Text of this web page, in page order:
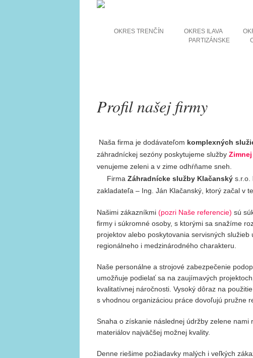
OKRES TRENČÍN OKRES ILAVA
PARTIZÁNSKE
Profil našej firmy
Naša firma je dodávateľom komplexných
záhradníckej sezóny poskytujeme služby
venujeme zeleni a v zime odhŕňame sneh.
Firma Záhradnícke služby Klačanský s.r.o.
zakladateľa – Ing. Ján Klačanský, ktorý začal v
Našimi zákazníkmi (pozri Naše referencie) sú
firmy i súkromné osoby, s ktorými sa snažíme
projektov alebo poskytovania servisných
regionálneho i medzinárodného charakteru.
Naše personálne a strojové zabezpečenie
umožňuje podielať sa na zaujímavých
kvalitatívnej náročnosti. Vysoký dôraz na
s vhodnou organizáciou práce dovoľujú pružne
Snaha o získanie následnej údržby zelene
materiálov najväčšej možnej kvality.
Denne riešime požiadavky malých i veľkých